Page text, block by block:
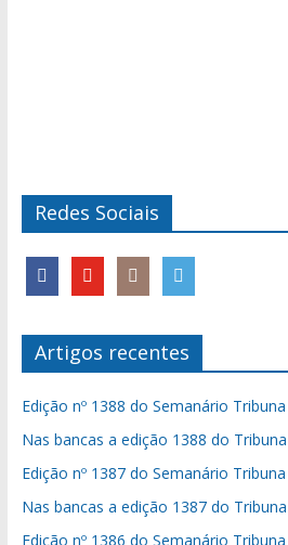
Redes Sociais
Artigos recentes
Edição nº 1388 do Semanário
Nas bancas a edição 1388 do
Edição nº 1387 do Semanário
Nas bancas a edição 1387 do
Edição nº 1386 do Semanário